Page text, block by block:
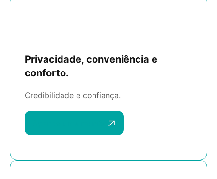
Privacidade, conveniência e
conforto.
Credibilidade e confiança.